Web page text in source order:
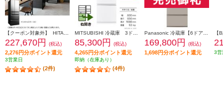
227,670円 (税込)
2,276円分ポイント還元
3営業日
(2件)
85,300円 (税込)
4,265円分ポイント還元
即納（在庫あり）
(4件)
169,800円 (税込)
1,698円分ポイント還元 3営